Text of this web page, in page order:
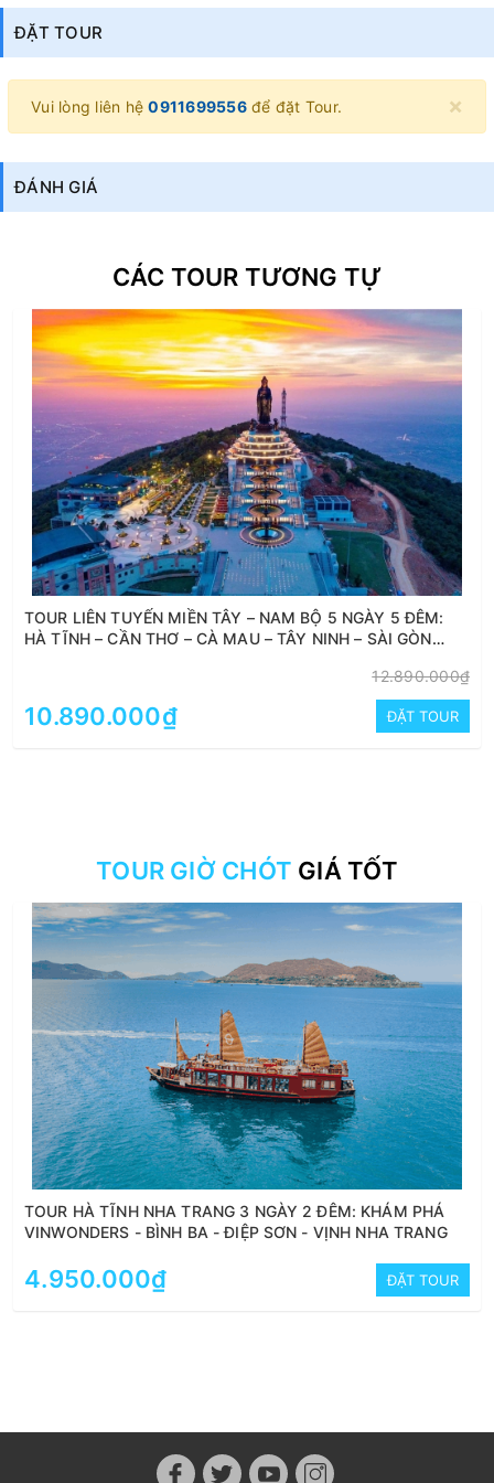
ĐẶT TOUR
×
Vui lòng liên hệ0911699556để đặt Tour.
ĐÁNH GIÁ
CÁC TOUR TƯƠNG TỰ
TOUR LIÊN TUYẾN MIỀN TÂY – NAM BỘ 5 NGÀY 5 ĐÊM:
HÀ TĨNH – CẦN THƠ – CÀ MAU – TÂY NINH – SÀI GÒN
12.890.000₫
10.890.000₫ ĐẶT TOUR
TOUR GIỜ CHÓT GIÁ TỐT
TOUR HÀ TĨNH NHA TRANG 3 NGÀY 2 ĐÊM: KHÁM PHÁ
VINWONDERS - BÌNH BA - ĐIỆP SƠN - VỊNH NHA TRANG
4.950.000₫ ĐẶT TOUR